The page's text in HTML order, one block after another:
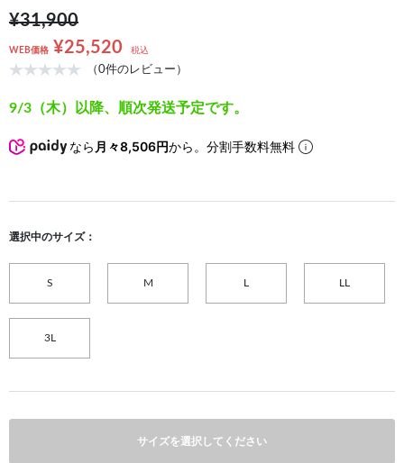
¥31,900
WEB価格 ¥25,520 税込
（0件のレビュー）
9/3（木）以降、順次発送予定です。
なら 月々8,506円から。分割手数料無料
選択中のサイズ：
S M
3L
サイズを選択してください